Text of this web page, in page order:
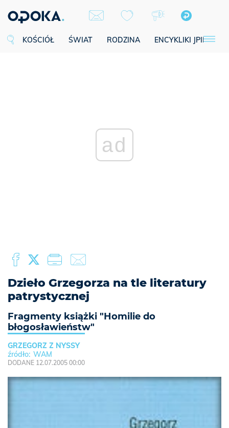
KOŚCIÓŁ ŚWIAT RODZINA ENCYKLIKI JPII
ad
Dzieło Grzegorza na tle literatury
patrystycznej
Fragmenty książki "Homilie do
błogosławieństw"
GRZEGORZ Z NYSSY
WAM
DODANE 12.07.2005 00:00